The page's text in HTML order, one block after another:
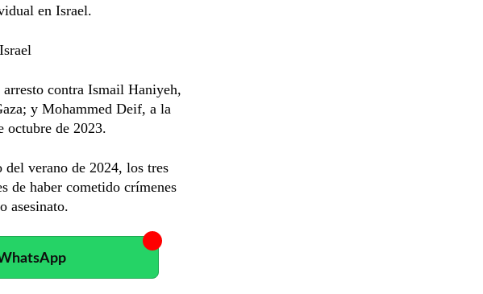
en Israel.
contra Ismail Haniyeh,
y Mohammed Deif, a la
octubre de 2023.
verano de 2024, los tres
de haber cometido crímenes
asesinato.